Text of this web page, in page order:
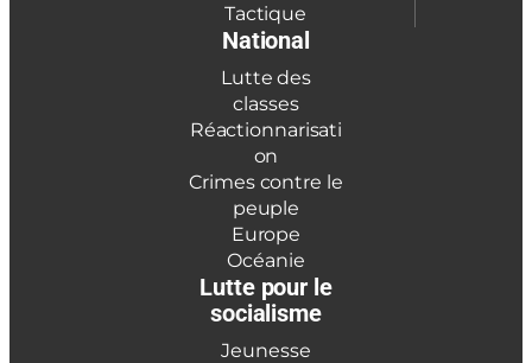
Tactique
National
Lutte des
classes
Réactionnarisati
on
Crimes contre le
peuple
Europe
Océanie
Lutte pour le
socialisme
Jeunesse